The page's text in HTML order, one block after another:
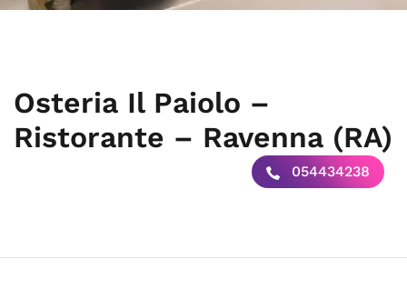
Osteria Il Paiolo –
Ristorante – Ravenna (RA)
054434238